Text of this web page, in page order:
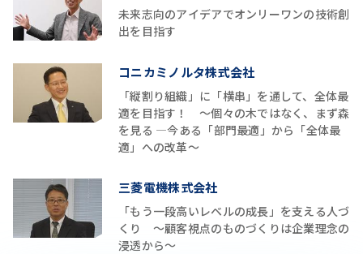
未来志向のアイデアでオンリーワンの技術創
出を目指す
コニカミノルタ株式会社
「縦割り組織」に「横串」を通して、全体最
適を目指す！ ～個々の木ではなく、まず森
を見る ―今ある「部門最適」から「全体最
適」への改革～
三菱電機株式会社
「もう一段高いレベルの成長」を支える人づ
くり ～顧客視点のものづくりは企業理念の
浸透から～